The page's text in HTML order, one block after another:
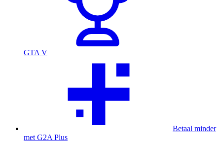
GTA V
Betaal minder
met G2A Plus